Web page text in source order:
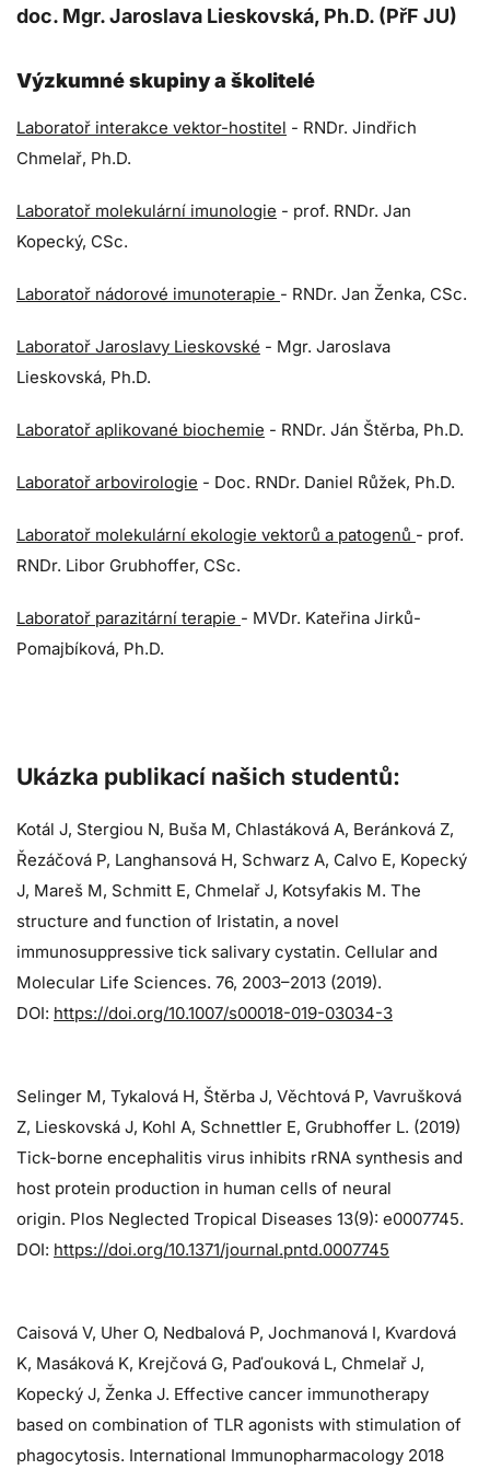
doc. Mgr. Jaroslava Lieskovská, Ph.D. (PřF JU)
Výzkumné skupiny a školitelé
Laboratoř interakce vektor-hostitel - RNDr. Jindřich
Chmelař, Ph.D.
Laboratoř molekulární imunologie - prof. RNDr. Jan
Kopecký, CSc.
Laboratoř nádorové imunoterapie - RNDr. Jan Ženka, CSc.
Laboratoř Jaroslavy Lieskovské - Mgr. Jaroslava
Lieskovská, Ph.D.
Laboratoř aplikované biochemie - RNDr. Ján Štěrba, Ph.D.
Laboratoř arbovirologie - Doc. RNDr. Daniel Růžek, Ph.D.
Laboratoř molekulární ekologie vektorů a patogenů - prof.
RNDr. Libor Grubhoffer, CSc.
Laboratoř parazitární terapie - MVDr. Kateřina Jirků-
Pomajbíková, Ph.D.
Ukázka publikací našich studentů:
Kotál J, Stergiou N, Buša M, Chlastáková A, Beránková Z,
Řezáčová P, Langhansová H, Schwarz A, Calvo E, Kopecký
J, Mareš M, Schmitt E, Chmelař J, Kotsyfakis M. The
structure and function of Iristatin, a novel
immunosuppressive tick salivary cystatin. Cellular and
Molecular Life Sciences. 76, 2003–2013 (2019).
DOI: https://doi.org/10.1007/s00018-019-03034-3
Selinger M, Tykalová H, Štěrba J, Věchtová P, Vavrušková
Z, Lieskovská J, Kohl A, Schnettler E, Grubhoffer L. (2019)
Tick-borne encephalitis virus inhibits rRNA synthesis and
host protein production in human cells of neural
origin. Plos Neglected Tropical Diseases 13(9): e0007745.
DOI: https://doi.org/10.1371/journal.pntd.0007745
Caisová V, Uher O, Nedbalová P, Jochmanová I, Kvardová
K, Masáková K, Krejčová G, Paďouková L, Chmelař J,
Kopecký J, Ženka J. Effective cancer immunotherapy
based on combination of TLR agonists with stimulation of
phagocytosis. International Immunopharmacology 2018